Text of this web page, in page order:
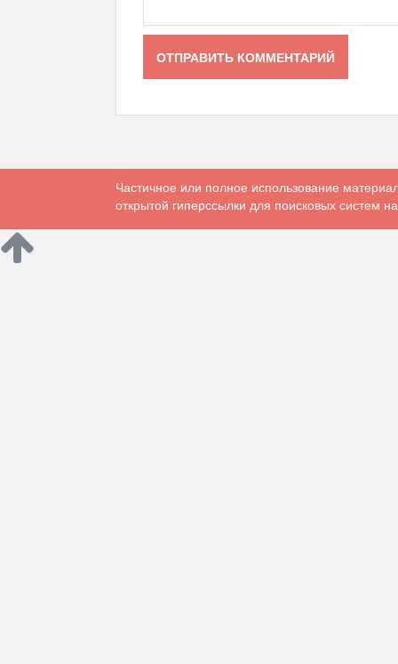
Частичное или полное использование
открытой гиперссылки для поисковых систем